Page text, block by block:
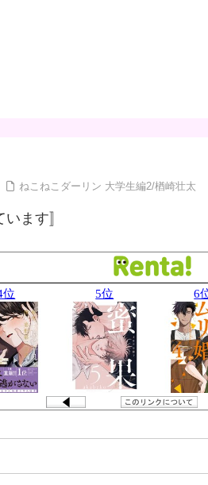
ねこねこダーリン 大学生編2/楢崎壮太
ます〛